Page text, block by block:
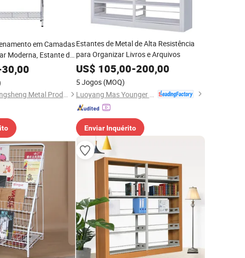
em Camadas
Moderna, Estante de
de Casa
30,00
Zhongshan Changsheng Metal Products Co., Ltd.
Estantes de Metal de Alta Resistência
para Organizar Livros e Arquivos
US$ 105,00-200,00
5 Jogos (MOQ)
Enviar Inquérito